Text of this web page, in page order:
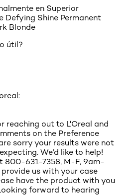
en Superior
Defying Shine Permanent
Blonde
útil?
reaching out to L'Oreal and
on the Preference
sorry your results were not
We’d like to help!
800-631-7358, M-F, 9am-
provide us with your case
have the product with you
forward to hearing